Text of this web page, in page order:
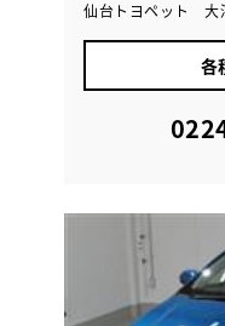
仙台トヨペット 大
各